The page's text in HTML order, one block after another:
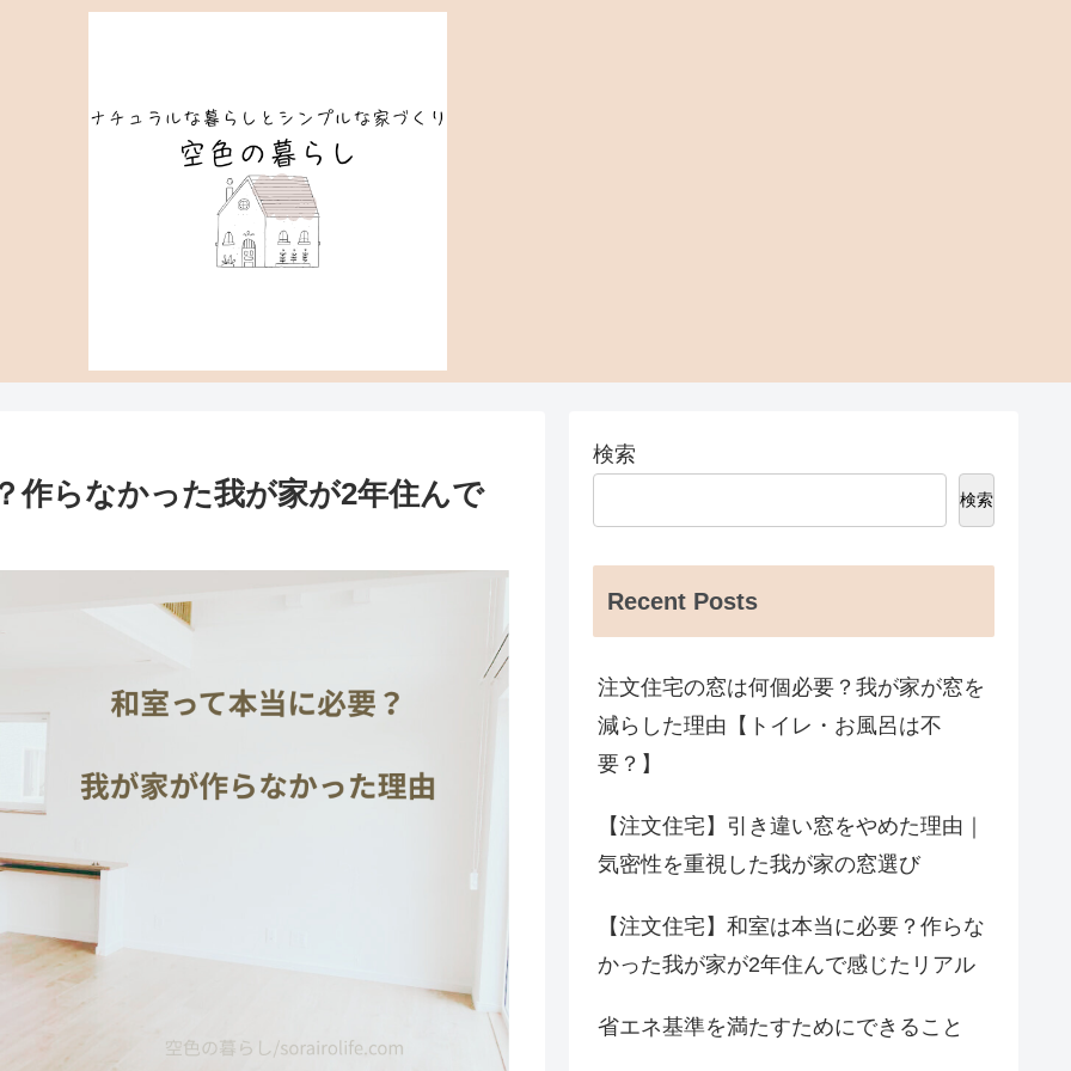
作らなかった我が家が2年住んで
検索
検索
Recent Posts
注文住宅の窓は何個必要？我が家が窓を
減らした理由【トイレ・お風呂は不
要？】
【注文住宅】引き違い窓をやめた理由｜
気密性を重視した我が家の窓選び
【注文住宅】和室は本当に必要？作らな
かった我が家が2年住んで感じたリアル
省エネ基準を満たすためにできること